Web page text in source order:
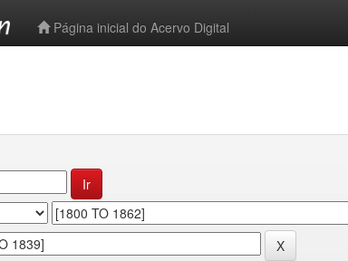
Página inicial do Acervo Digital